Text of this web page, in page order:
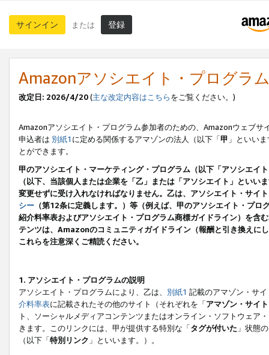
サインイン または 登録
Amazonアソシエイト・プログラ
改定日: 2026/4/20(主な改定内容はこちらをご覧ください。)
Amazonアソシエイト・プログラム参加者のための、Amazonウェブサ
申込者は 別紙1 に定める関係するアマゾンの法人（以下「甲 」といい
とができます。
甲のアソシエイト・マーケティング・プログラム（以下「アソシエイ
（以下、当該個人または企業を「乙」または「アソシエイト」とい
変更せずに受け入れなければなりません。乙は、アソシエイト・サイ
シー （第12条に定義します。）等（例えば、甲のアソシエイト・プ
紹介料率表およびアソシエイト・プログラム商標ガイドライン）を
テンツは、Amazonのコミュニティガイドライン（報酬と引き換えに
これらを注意深くご精読ください。
1. アソシエイト・プログラムの説明
アソシエイト・プログラムにより、乙は、 別紙1 記載のアマゾン・サ
介料率表に記載されたその他のサイト（それぞれを「アマゾン・サイト
ト、ソーシャルメディアコンテンツまたはオンライン・ソフトウェア
きます。このリンクには、甲が提供する特別な「タグが付いた 」状態
（以下「特別リンク 」といいます。）。